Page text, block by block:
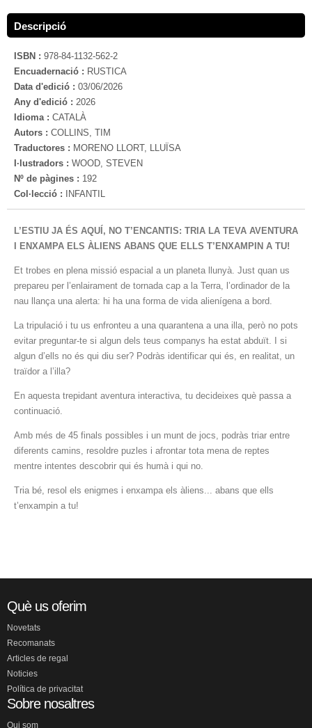
Descripció
ISBN : 978-84-1132-562-2
Encuadernació : RUSTICA
Data d'edició : 03/06/2026
Any d'edició : 2026
Idioma : CATALÀ
Autors : COLLINS, TIM
Traductores : MORENO LLORT, LLUÏSA
I·lustradors : WOOD, STEVEN
Nº de pàgines : 192
Col·lecció :
INFANTIL
L’ESTIU JA ÉS AQUÍ, NO T’ENCANTIS: TRIA LA TEVA AVENTURA
I ENXAMPA ELS ÀLIENS ABANS QUE ELLS T’ENXAMPIN A TU!
Et trobes en plena missió espacial a un planeta llunyà. Just quan us
prepareu per l’enlairament de tornada cap a la Terra, l’ordinador de la
nau llança una alerta: hi ha una forma de vida alienígena a bord.
La tripulació i tu us enfronteu a una quarantena a una illa, però no pots
evitar preguntar-te si algun dels teus companys ha estat abduït. I si
algun d’ells no és qui diu ser? Podràs identificar qui és, en realitat, un
traïdor a l’illa?
En aquesta trepidant aventura interactiva, tu decideixes què passa a
continuació.
Amb més de 45 finals possibles i un munt de jocs, podràs triar entre
diferents camins, resoldre puzles i afrontar tota mena de reptes
mentre intentes descobrir qui és humà i qui no.
Tria bé, resol els enigmes i enxampa els àliens... abans que ells
t’enxampin a tu!
Què us oferim
Novetats
Recomanats
Articles de regal
Noticies
Política de privacitat
Sobre nosaltres
Qui som